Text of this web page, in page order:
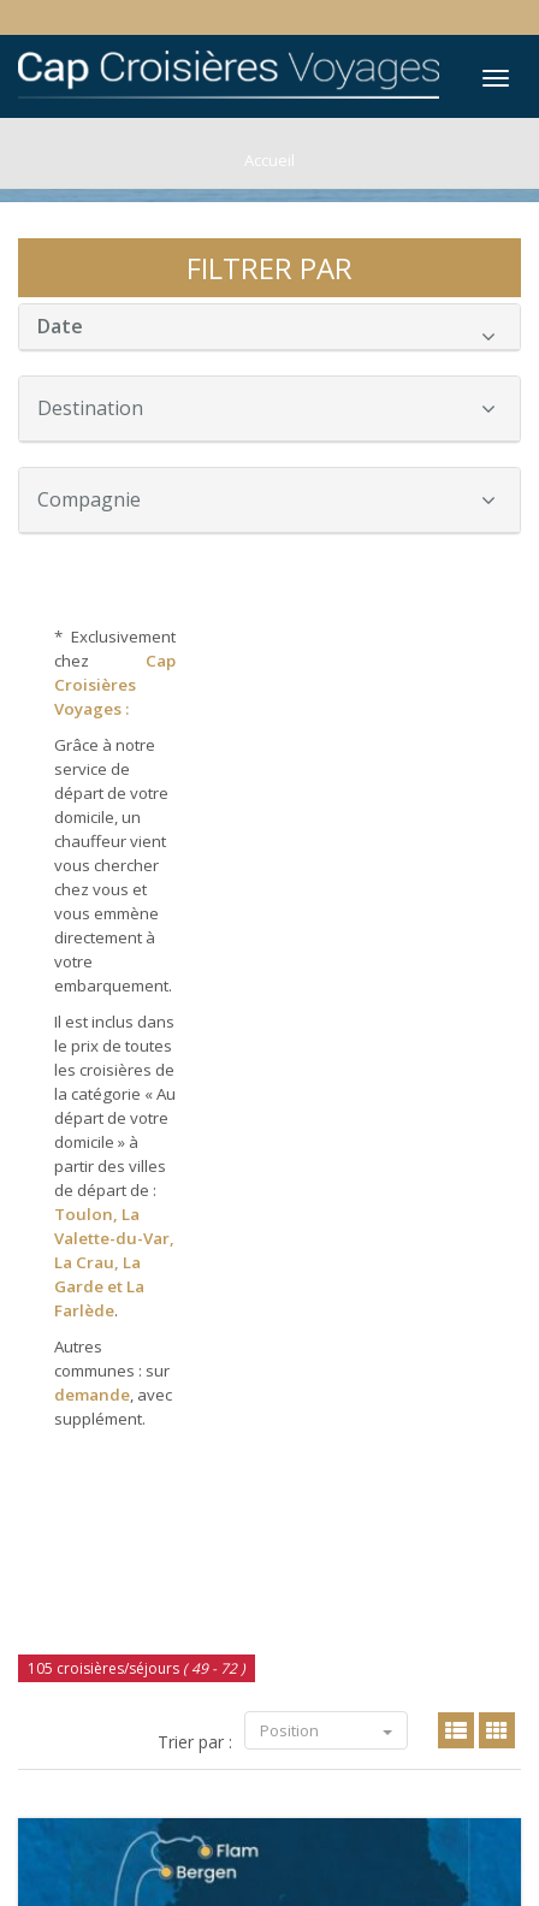
Accueil
FILTRER PAR
Date
Destination
Compagnie
* Exclusivement
chez Cap
Croisières
Voyages :
Grâce à notre
service de
départ de votre
domicile, un
chauffeur vient
vous chercher
chez vous et
vous emmène
directement à
votre
embarquement.
Il est inclus dans
le prix de toutes
les croisières de
la catégorie « Au
départ de votre
domicile » à
partir des villes
de départ de :
Toulon, La
Valette-du-Var,
La Crau, La
Garde et La
Farlède.
Autres
communes : sur
demande, avec
supplément.
105 croisières/séjours ( 49 - 72 )
Trier par : Position